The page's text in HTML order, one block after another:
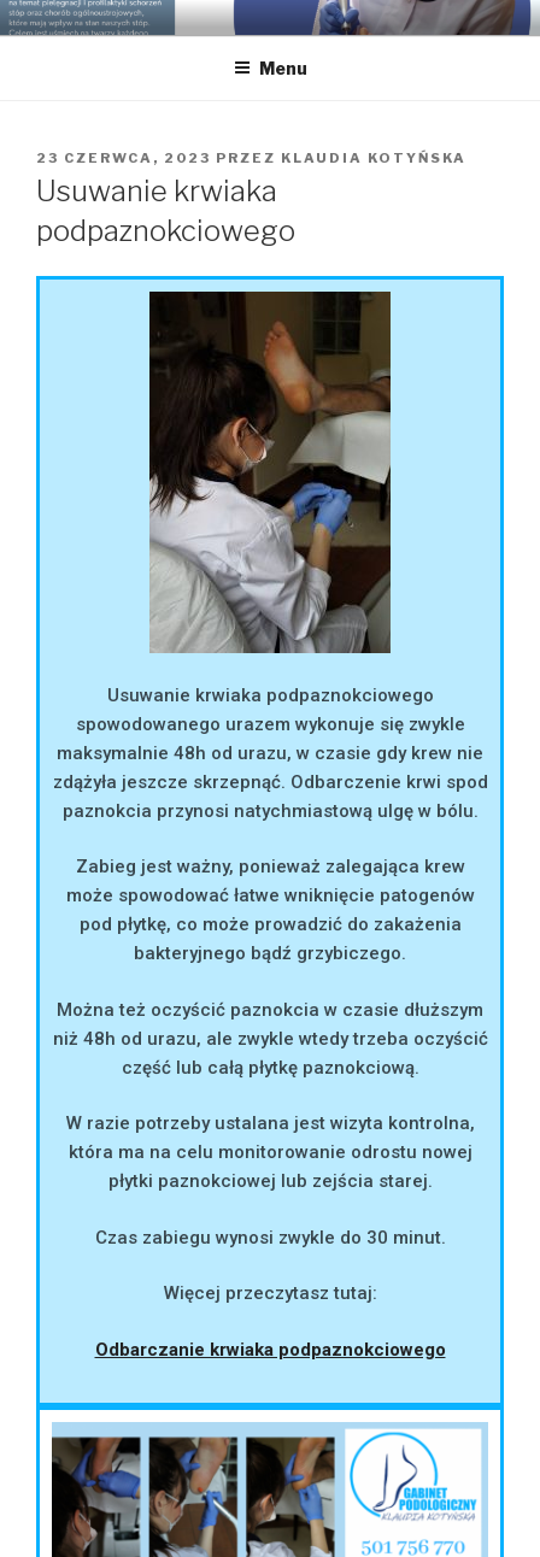
GABINET PODOLOGICZNY
KLAUDIA KOTYŃSKA
Podolog dla Twoich stóp, Bielsko-Biała, gabinet podologiczny,
Menu
23 CZERWCA, 2023 PRZEZ KLAUDIA KOTYŃSKA
Usuwanie krwiaka
podpaznokciowego
Usuwanie krwiaka podpaznokciowego
spowodowanego urazem wykonuje się zwykle
maksymalnie 48h od urazu, w czasie gdy krew nie
zdążyła jeszcze skrzepnąć. Odbarczenie krwi spod
paznokcia przynosi natychmiastową ulgę w bólu.
Zabieg jest ważny, ponieważ zalegająca krew
może spowodować łatwe wniknięcie patogenów
pod płytkę, co może prowadzić do zakażenia
bakteryjnego bądź grzybiczego.
Można też oczyścić paznokcia w czasie dłuższym
niż 48h od urazu, ale zwykle wtedy trzeba oczyścić
część lub całą płytkę paznokciową.
W razie potrzeby ustalana jest wizyta kontrolna,
która ma na celu monitorowanie odrostu nowej
płytki paznokciowej lub zejścia starej.
Czas zabiegu wynosi zwykle do 30 minut.
Więcej przeczytasz tutaj:
Odbarczanie krwiaka podpaznokciowego